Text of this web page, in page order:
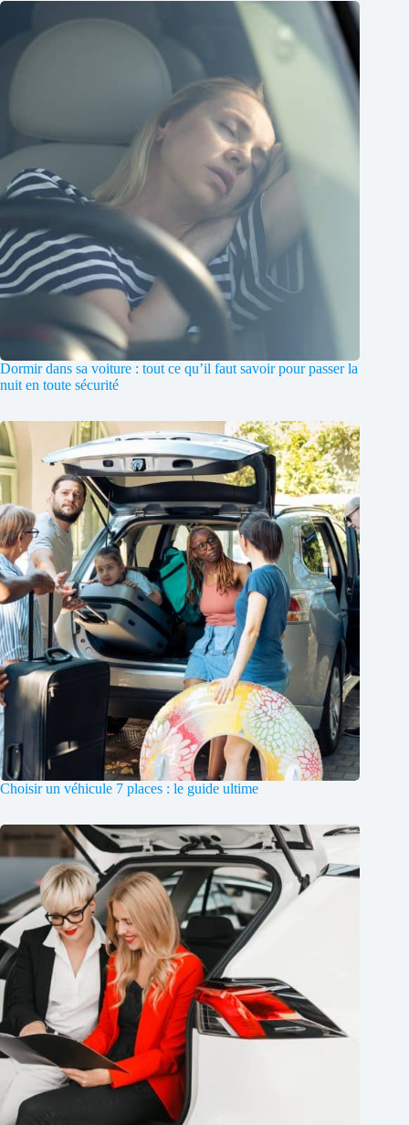
Dormir dans sa voiture : tout ce qu’il faut savoir pour passer la
nuit en toute sécurité
Choisir un véhicule 7 places : le guide ultime